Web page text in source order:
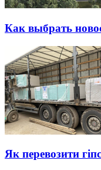
Как выбрать
Як перевозити